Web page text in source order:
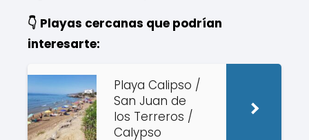
👇 Playas cercanas que podrían
interesarte:
Playa Calipso /
San Juan de
los Terreros /
Calypso